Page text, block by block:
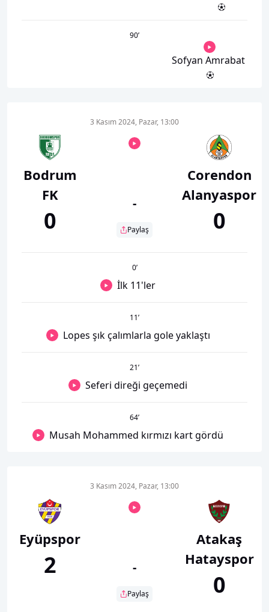
90’
Sofyan Amrabat
Bodrum
FK
0
3 Kasım 2024, Pazar, 13:00
-
Paylaş
Corendon
Alanyaspor
0
0’
İlk 11'ler
11’
Lopes şık çalımlarla gole yaklaştı
21’
Seferi direği geçemedi
64’
Musah Mohammed kırmızı kart gördü
Eyüpspor
2
3 Kasım 2024, Pazar, 13:00
-
Paylaş
Atakaş
Hatayspor
0